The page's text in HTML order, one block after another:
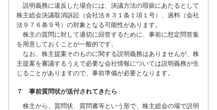
説明義務に違反した場合には、決議方法の瑕疵にあたるとして
株主総会決議取消訴訟（会社法８３１条１項１号）、過料（会社
法９７６条９号）の対象となる可能性があります。
株主の質問に対して適切に回答するために、事前に想定問答集
を用意しておくことが一般的です。
なお、株主提案そのものに関する説明義務はありませんが、株
主提案を審議するうえで必要な会社情報については説明義務が生
じることがありますので、事前準備が必要となります。
７ 事前質問状が送付されてきたら
株主から、質問状、質問書等という形で、株主総会の場で説明